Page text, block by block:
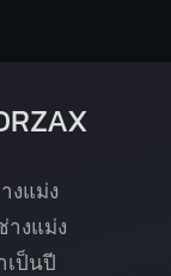
งแม่ง
างแม่ง
เป็นปี